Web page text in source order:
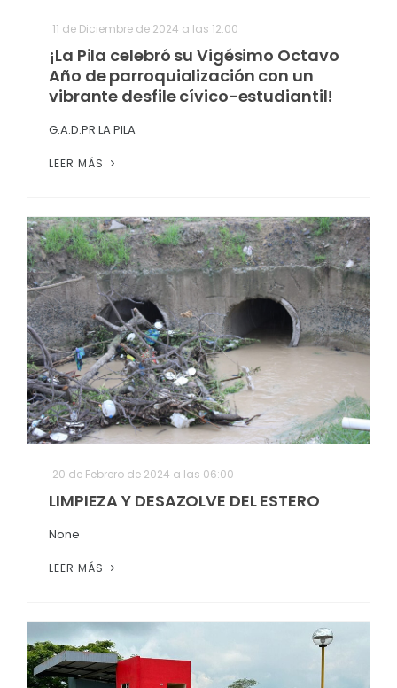
11 de Diciembre de 2024 a las 12:00
¡La Pila celebró su Vigésimo Octavo
Año de parroquialización con un
vibrante desfile cívico-estudiantil!
G.A.D.PR LA PILA
LEER MÁS
20 de Febrero de 2024 a las 06:00
LIMPIEZA Y DESAZOLVE DEL ESTERO
None
LEER MÁS